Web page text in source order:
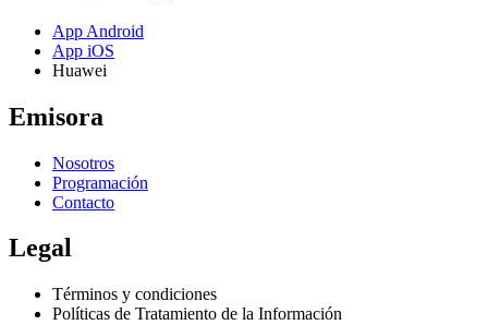
App Android
App iOS
Huawei
Emisora
Nosotros
Programación
Contacto
Legal
Términos y condiciones
Políticas de Tratamiento de la Información